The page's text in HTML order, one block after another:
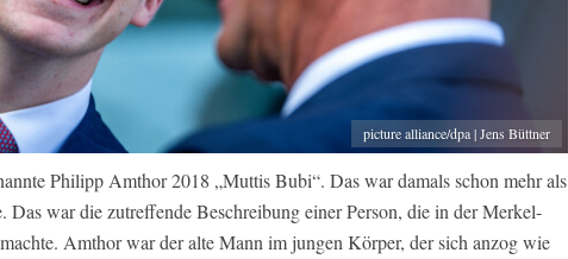
picture alliance/dpa | Jens Büttner
Philipp Amthor 2018 „Muttis Bubi“. Das war damals schon mehr als
Das war die zutreffende Beschreibung einer Person, die in der Merkel-
Amthor war der alte Mann im jungen Körper, der sich anzog wie